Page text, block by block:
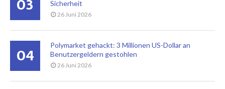
03
Sicherheit
26 Juni 2026
04
Polymarket gehackt: 3 Millionen US-Dollar an
Benutzergeldern gestohlen
26 Juni 2026